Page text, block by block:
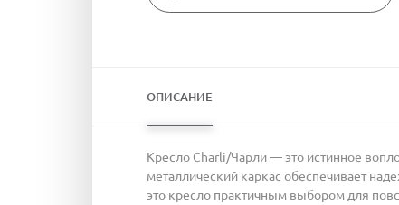
ОПИСАНИЕ
Кресло Charli/Чарли — это истинное
металлический каркас обеспечивает
это кресло практичным выбором для